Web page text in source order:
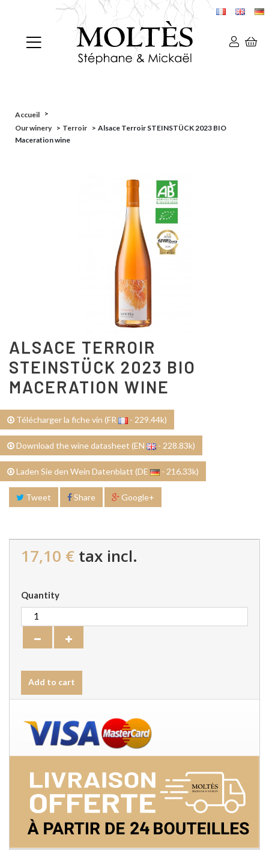
Accueil >
Our winery > Terroir > Alsace Terroir STEINSTÜCK 2023 BIO
Maceration wine
ALSACE TERROIR
STEINSTÜCK 2023 BIO
MACERATION WINE
Télécharger la fiche vin (FR - 229.44k)
Download the wine datasheet (EN - 228.83k)
Laden Sie den Wein Datenblatt (DE - 216.33k)
Tweet Share Google+
17,10 € tax incl.
Quantity
Add to cart